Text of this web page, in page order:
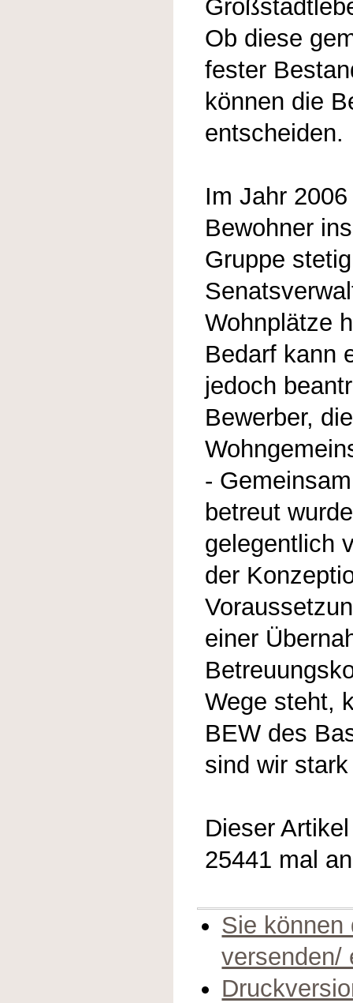
Ob diese
fester
können die
entscheiden.
Im Jahr
Bewohner
Gruppe
Wohnplätze
Bedarf kann
jedoch
Bewerber,
-
betreut
gelegentlich
der
einer
Wege steht,
BEW des
sind wir
Dieser
25441 mal
Sie können
versenden/